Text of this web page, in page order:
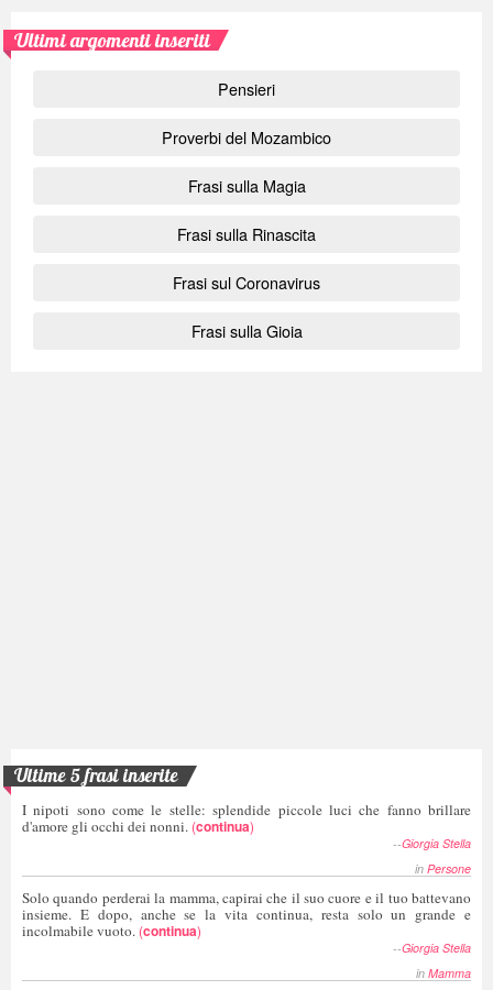
Ultimi argomenti inseriti
Pensieri
Proverbi del Mozambico
Frasi sulla Magia
Frasi sulla Rinascita
Frasi sul Coronavirus
Frasi sulla Gioia
Ultime 5 frasi inserite
I nipoti sono come le stelle: splendide piccole luci che fanno brillare
d'amore gli occhi dei nonni. (continua)
--Giorgia Stella
in Persone
Solo quando perderai la mamma, capirai che il suo cuore e il tuo battevano
insieme. E dopo, anche se la vita continua, resta solo un grande e
incolmabile vuoto. (continua)
--Giorgia Stella
in Mamma